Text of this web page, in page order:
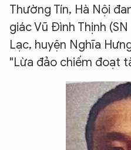
Thường Tín, Hà Nội
giác Vũ Đình Thịnh
Lạc, huyện Nghĩa
"Lừa đảo chiếm đoạt